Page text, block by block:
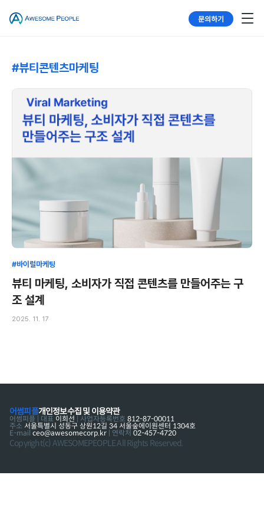
문의하기
#뷰티콘텐츠마케팅
#바이럴마케팅
뷰티 마케팅, 소비자가 직접 콘텐츠를 만들어주는 구
조 설계
2025. 11. 17
어썸피플개인정보수집 및 이용약관
어썸피플 | 대표 이희선 | 사업자등록번호 812-87-00011
주소 서울특별시 성동구 상원12길 34 서울숲에이원센터 1304호
E-mail ceo@awesomecorp.kr | 연락처 02-457-4720
Copyright(c) AWESOMEPEOPLE All Rights Reserved.